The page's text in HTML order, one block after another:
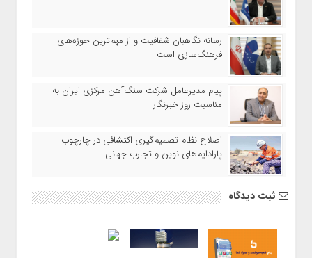
رسانه نگاهبان شفافیت و از مهم‌ترین حوزه‌های
فرهنگ‌سازی است
پیام مدیرعامل شرکت سنگ‌آهن مرکزی ایران به
مناسبت روز خبرنگار
اصلاح نظام تصمیم‌گیری اکتشافی در چارچوب
پارادایم‌های نوین و تجارب جهانی
ثبت دیدگاه